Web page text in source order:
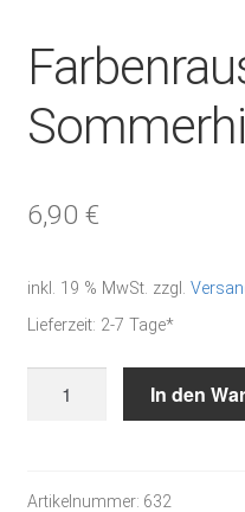
6,90 €
inkl. 19 % MwSt. zzgl.
Lieferzeit: 2-7 Tage*
In den
Artikelnummer: 632